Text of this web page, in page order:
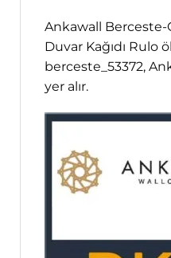
Ankawall Berceste-
Duvar Kağıdı Rulo
berceste_53372,
yer alır.